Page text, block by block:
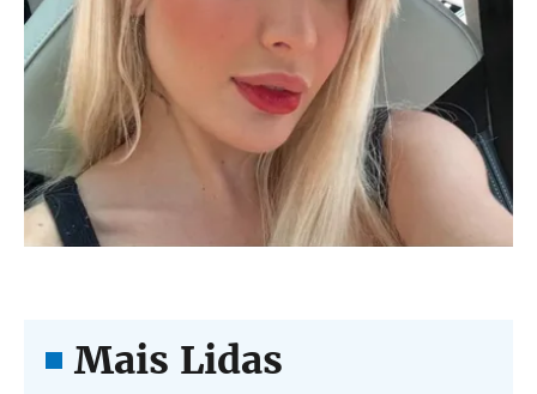
Mais Lidas